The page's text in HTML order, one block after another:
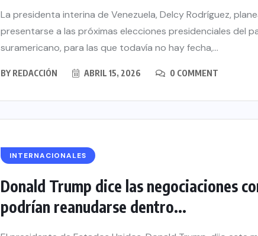
La presidenta interina de Venezuela, Delcy Rodríguez,
presentarse a las próximas elecciones presidenciales del
suramericano, para las que todavía no hay fecha,...
BY REDACCIÓN ABRIL 15, 2026 0 COMMENT
INTERNACIONALES
Donald Trump dice las negociaciones
podrían reanudarse dentro...